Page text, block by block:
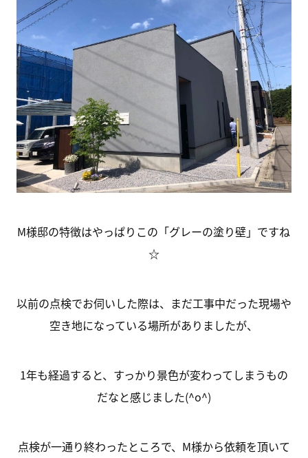
M様邸の特徴はやっぱりこの「グレーの塗り壁」ですね
☆
以前の点検でお伺いした際は、まだ工事中だった現場や
空き地になっている場所がありましたが、
1年も経過すると、すっかり景色が変わってしまうもの
だなと感じました(^o^)
点検が一通り終わったところで、M様から依頼を頂いて